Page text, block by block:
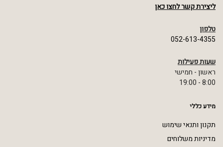
ליצירת קשר לחצו כאן
טלפון
052-613-4355
שעות פעילות
ראשון - חמישי
8:00 - 19:00
מידע כללי
תקנון ותנאי שימוש
מדיניות משלוחים